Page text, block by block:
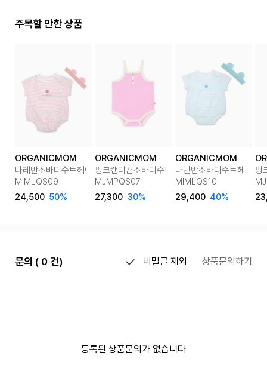
주목할 만한 상품
ORGANICMOM
나레반소바디수트헤어밴드세트
MIMLQS09
24,500 50%
ORGANICMOM
핑크캔디끈소바디수트
MJMPQS07
27,300 30%
ORGANICMOM
나민반소바디수트헤어밴
MIMLQS10
29,400 40%
핑
문의 ( 0 건) 비밀글 제외 상품문의하기
등록된 상품문의가 없습니다